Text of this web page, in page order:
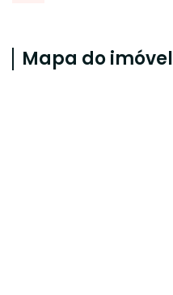
Mapa do imóvel